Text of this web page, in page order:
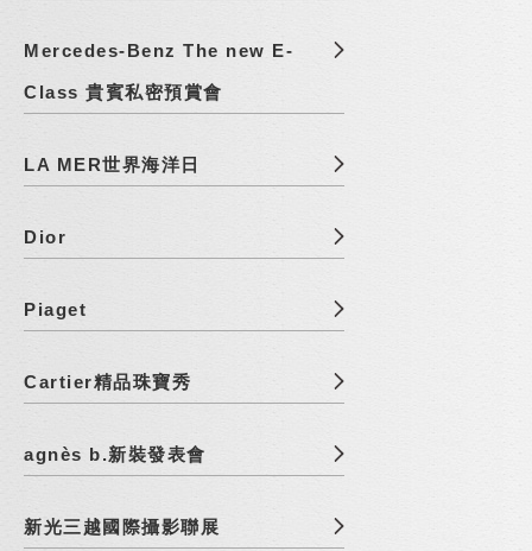
Mercedes-Benz The new E-
Class 貴賓私密預賞會
LA MER世界海洋日
Dior
Piaget
Cartier精品珠寶秀
agnès b.新裝發表會
新光三越國際攝影聯展